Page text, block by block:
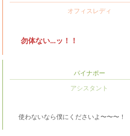
勿体ない…ッ！！
パイナポー
使わないなら僕にくださいよ〜〜〜！